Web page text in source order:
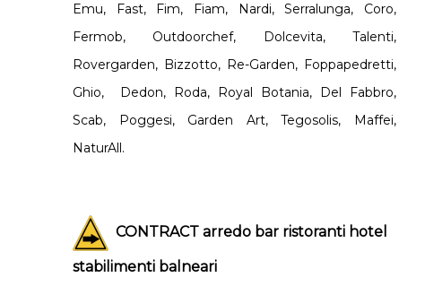
Emu, Fast, Fim, Fiam, Nardi, Serralunga, Coro,
Fermob, Outdoorchef, Dolcevita, Talenti,
Rovergarden, Bizzotto, Re-Garden, Foppapedretti,
Ghio, Dedon, Roda, Royal Botania, Del Fabbro,
Scab, Poggesi, Garden Art, Tegosolis, Maffei,
NaturAll.
CONTRACT arredo bar ristoranti hotel
stabilimenti balneari